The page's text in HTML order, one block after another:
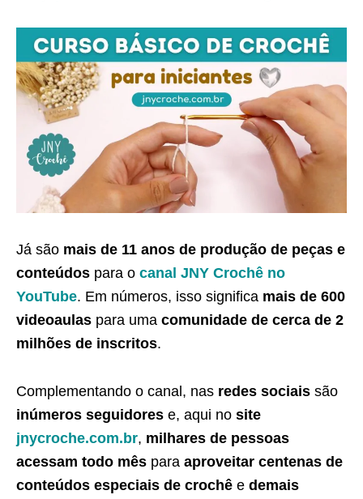
Já são mais de 11 anos de produção de peças e
conteúdos para o canal JNY Crochê no
YouTube. Em números, isso significa mais de 600
videoaulas para uma comunidade de cerca de 2
milhões de inscritos.
Complementando o canal, nas redes sociais são
inúmeros seguidores e, aqui no site
jnycroche.com.br, milhares de pessoas
acessam todo mês para aproveitar centenas de
conteúdos especiais de crochê e demais